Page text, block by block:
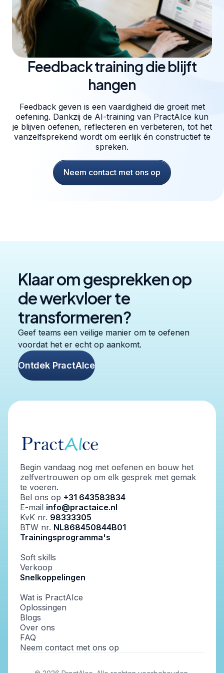
Feedback training die blijft
hangen
Feedback geven is een vaardigheid die groeit met
oefening. Dankzij de AI-training van PractAIce kun
je blijven oefenen, reflecteren en verbeteren, tot het
vanzelfsprekend wordt om eerlijk én constructief te
spreken.
Neem contact met ons op
Klaar om gesprekken op
de werkvloer te
transformeren?
Geef teams een veilige manier om te oefenen
voordat het er echt op aankomt.
Ontdek PractAIce
Begin vandaag nog met oefenen en bouw het
zelfvertrouwen op om elk gesprek met gemak
te voeren.
Bel ons op +31 643583834
E-mail info@practaice.nl
KvK nr. 98333305
BTW nr. NL868450844B01
Trainingsprogramma's
Soft skills
Verkoop
Snelkoppelingen
Wat is PractAIce
Oplossingen
Blogs
Over ons
FAQ
Neem contact met ons op